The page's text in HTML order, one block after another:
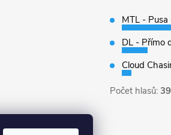
MTL - Pusa
DL - Přímo
Cloud
Počet hlasů: